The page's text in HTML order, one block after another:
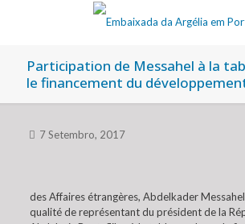
Participation de Messahel à la
le financement du
7 Setembro, 2017
des Affaires étrangères, Abdelkader
qualité de représentant du président de la